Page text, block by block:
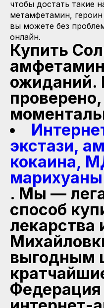
чтобы достать такие
метамфетамин,
вы можете без
онлайн.
Купить
ожиданий.
экстази,
кокаина,
марихуаны
. Мы —
способ
лекарства
выгодным